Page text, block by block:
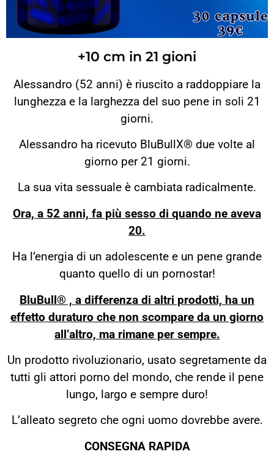
+10 cm in 21 gioni
Alessandro (52 anni) è riuscito a raddoppiare la
lunghezza e la larghezza del suo pene in soli 21
giorni.
Alessandro ha ricevuto BluBullX® due volte al
giorno per 21 giorni.
La sua vita sessuale è cambiata radicalmente.
Ora, a 52 anni, fa più sesso di quando ne aveva
20.
Ha l’energia di un adolescente e un pene grande
quanto quello di un pornostar!
BluBull® , a differenza di altri prodotti, ha un
effetto duraturo che non scompare da un giorno
all’altro, ma rimane per sempre.
Un prodotto rivoluzionario, usato segretamente da
tutti gli attori porno del mondo, che rende il pene
lungo, largo e sempre duro!
L’alleato segreto che ogni uomo dovrebbe avere.
CONSEGNA RAPIDA